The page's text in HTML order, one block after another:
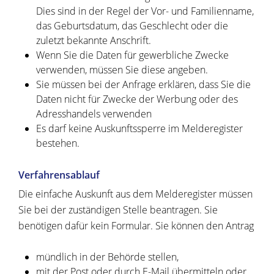
Dies sind in der Regel der Vor- und Familienname,
das Geburtsdatum, das Geschlecht oder die
zuletzt bekannte Anschrift.
Wenn Sie die Daten für gewerbliche Zwecke
verwenden, müssen Sie diese angeben.
Sie müssen bei der Anfrage erklären, dass Sie die
Daten nicht für Zwecke der Werbung oder des
Adresshandels verwenden
Es darf keine Auskunftssperre im Melderegister
bestehen.
Verfahrensablauf
Die einfache Auskunft aus dem Melderegister müssen
Sie bei der zuständigen Stelle beantragen. Sie
benötigen dafür kein Formular. Sie können den Antrag
mündlich in der Behörde stellen,